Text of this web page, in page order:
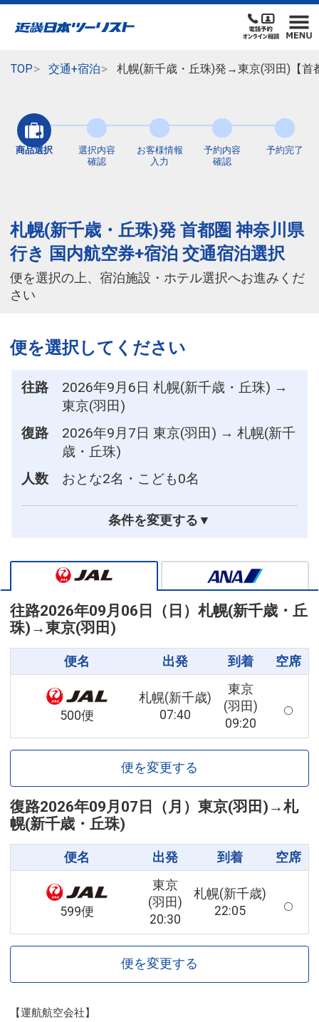
TOP 交通+宿泊 札幌(新千歳・丘珠)発→東京(羽田)【首
商品選択
選択内容
確認
お客様情報
入力
予約内容
確認
予約完了
札幌(新千歳・丘珠)発 首都圏 神奈川県
行き 国内航空券+宿泊 交通宿泊選択
便を選択の上、宿泊施設・ホテル選択へお進みくだ
さい
便を選択してください
往路
2026年9月6日 札幌(新千歳・丘珠) →
東京(羽田)
復路
2026年9月7日 東京(羽田) → 札幌(新千
歳・丘珠)
人数
おとな2名・こども0名
条件を変更する▼
往路2026年09月06日（日） 札幌(新千歳・丘
珠) →東京(羽田)
便名 出発 到着 空席
500便
札幌(新千歳)
07:40
東京
(羽田)
09:20
便を変更する
復路2026年09月07日（月） 東京(羽田) →札
幌(新千歳・丘珠)
便名 出発 到着 空席
599便
東京
(羽田)
20:30
札幌(新千歳)
22:05
便を変更する
【運航航空会社】